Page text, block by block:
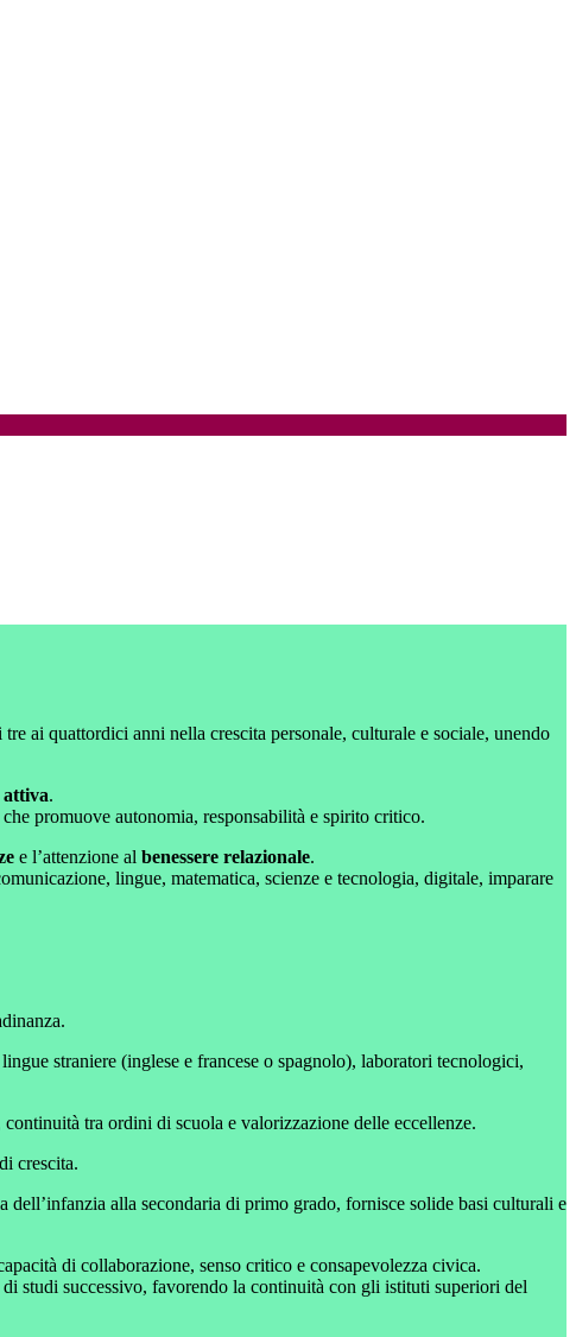
ai quattordici anni nella crescita personale, culturale e sociale, unendo
attiva.
promuove autonomia, responsabilità e spirito critico.
e l’attenzione al benessere relazionale.
lingue, matematica, scienze e tecnologia, digitale, imparare
straniere (inglese e francese o spagnolo), laboratori tecnologici,
tra ordini di scuola e valorizzazione delle eccellenze.
crescita.
alla secondaria di primo grado, fornisce solide basi culturali e
di collaborazione, senso critico e consapevolezza civica.
studi successivo, favorendo la continuità con gli istituti superiori del